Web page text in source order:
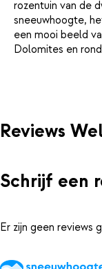
rozentuin van de
sneeuwhoogte,
een mooi beeld
Dolomites en
Reviews
Schrijf een
Er zijn geen reviews